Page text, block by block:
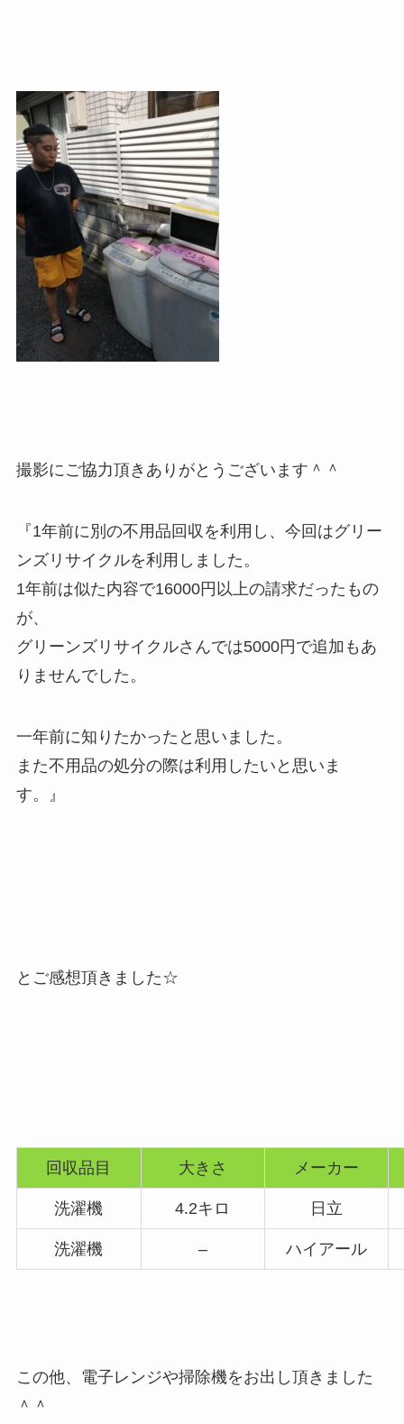
撮影にご協力頂きありがとうございます＾＾
『1年前に別の不用品回収を利用し、今回はグリー
ンズリサイクルを利用しました。
1年前は似た内容で16000円以上の請求だったもの
が、
グリーンズリサイクルさんでは5000円で追加もあ
りませんでした。
一年前に知りたかったと思いました。
また不用品の処分の際は利用したいと思いま
す。』
とご感想頂きました☆
回収品目 大きさ メーカー
洗濯機 4.2キロ 日立
洗濯機 – ハイアール
この他、電子レンジや掃除機をお出し頂きました
＾＾